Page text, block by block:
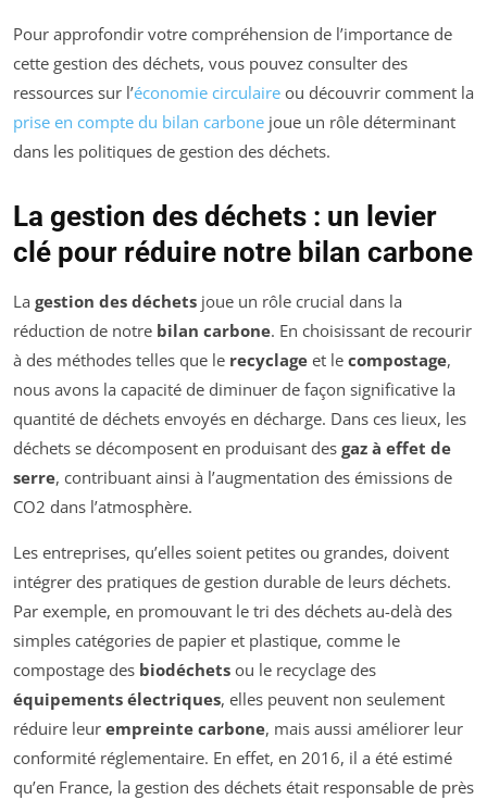
Pour approfondir votre compréhension de l’importance de
cette gestion des déchets, vous pouvez consulter des
ressources sur l’économie circulaire ou découvrir comment la
prise en compte du bilan carbone joue un rôle déterminant
dans les politiques de gestion des déchets.
La gestion des déchets : un levier
clé pour réduire notre bilan carbone
La gestion des déchets joue un rôle crucial dans la
réduction de notre bilan carbone. En choisissant de recourir
à des méthodes telles que le recyclage et le compostage,
nous avons la capacité de diminuer de façon significative la
quantité de déchets envoyés en décharge. Dans ces lieux, les
déchets se décomposent en produisant des gaz à effet de
serre, contribuant ainsi à l’augmentation des émissions de
CO2 dans l’atmosphère.
Les entreprises, qu’elles soient petites ou grandes, doivent
intégrer des pratiques de gestion durable de leurs déchets.
Par exemple, en promouvant le tri des déchets au-delà des
simples catégories de papier et plastique, comme le
compostage des biodéchets ou le recyclage des
équipements électriques, elles peuvent non seulement
réduire leur empreinte carbone, mais aussi améliorer leur
conformité réglementaire. En effet, en 2016, il a été estimé
qu’en France, la gestion des déchets était responsable de près